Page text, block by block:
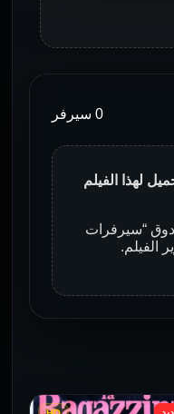
0 سيرفر
لهذا الفيلم
“سيرفرات
الفيلم.